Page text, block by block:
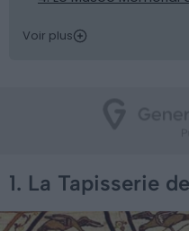
Voir plus
1. La Tapisserie